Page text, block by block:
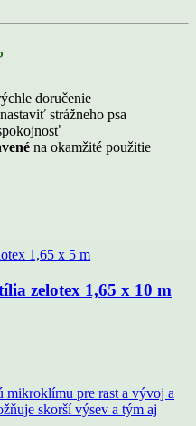
doručenie
strážneho psa
na okamžité použitie
zelotex 1,65 x 10 m